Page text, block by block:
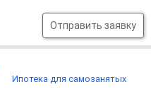
Отправить заявку
Ипотека для самозанятых